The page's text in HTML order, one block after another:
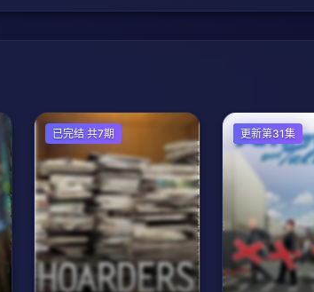
欧美综艺
已完结 共7期 欧美综艺
更新第31集